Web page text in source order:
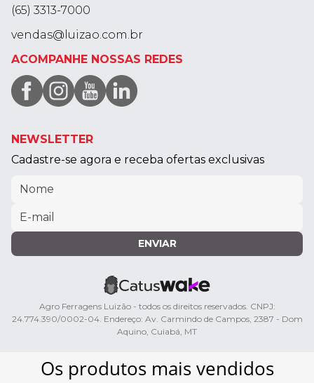
(65) 3313-7000
vendas@luizao.com.br
ACOMPANHE NOSSAS REDES
NEWSLETTER
Cadastre-se agora e receba ofertas exclusivas
ENVIAR
Agro Ferragens Luizão - todos os direitos reservados. CNPJ:
24.774.390/0002-04. Endereço: Av. Carmindo de Campos, 2387 - Dom
Aquino, Cuiabá, MT